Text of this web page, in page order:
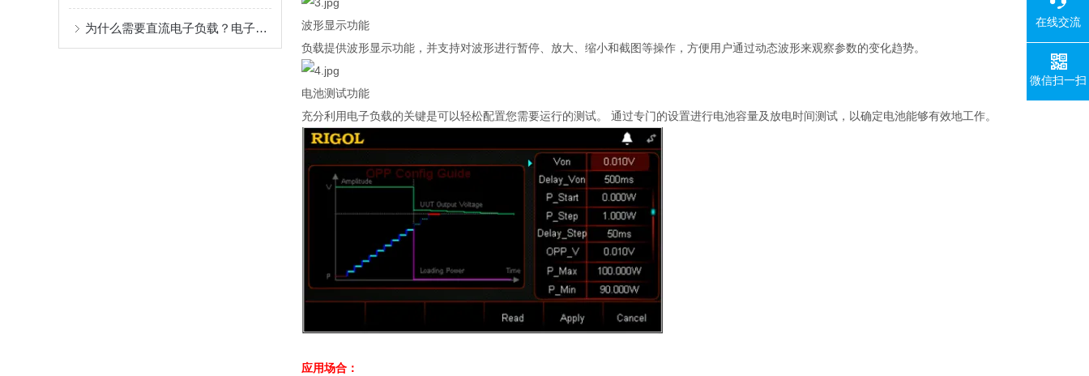
为什么需要直流电子负载？电子负载应用有哪些？
波形显示功能
负载提供波形显示功能，并支持对波形进行暂停、放大、缩小和截图等操作，方便用户通过动态波形来观察参数的变化趋势。
电池测试功能
充分利用电子负载的关键是可以轻松配置您需要运行的测试。 通过专门的设置进行电池容量及放电时间测试，以确定电池能够有效地工作。
应用场合：
在线交流
微信扫一扫